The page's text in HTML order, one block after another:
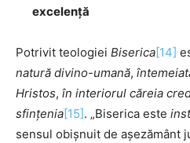
excelență
Potrivit teologiei Biserica[14]
natură divino-umană,
Hristos, în interiorul căreia
sfințenia[15]. „Biserica este
sensul obișnuit de așezământ